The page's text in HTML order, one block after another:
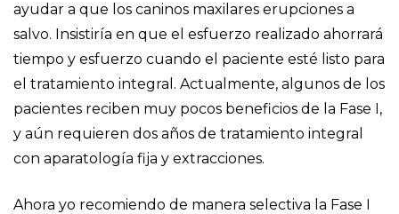
ayudar a que los caninos maxilares erupciones a
salvo. Insistiría en que el esfuerzo realizado ahorrará
tiempo y esfuerzo cuando el paciente esté listo para
el tratamiento integral. Actualmente, algunos de los
pacientes reciben muy pocos beneficios de la Fase I,
y aún requieren dos años de tratamiento integral
con aparatología fija y extracciones.
Ahora yo recomiendo de manera selectiva la Fase I